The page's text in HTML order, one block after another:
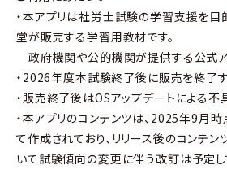
・本アプリは社労士試験の学習支援を
堂が販売する学習用教材です。
政府機関や公的機関が提供する公式ア
・2026年度本試験終了後に販売を終了
・販売終了後はOSアップデートによる不
・本アプリのコンテンツは、2025年9月
て作成されており、リリース後のコンテン
いて試験傾向の変更に伴う改訂は予定し